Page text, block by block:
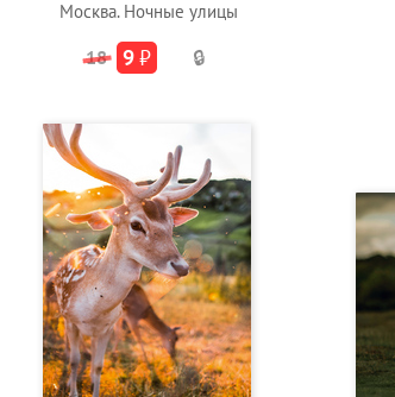
Москва. Ночные улицы
18 9₽ 🔒